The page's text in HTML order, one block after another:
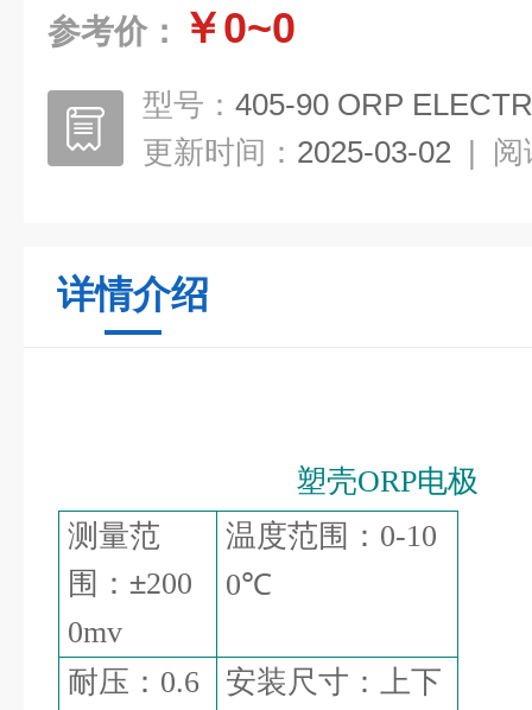
参考价： ￥0~0
型号： 405-90 ORP
更新时间： 2025-03-02 | 阅
详情介绍
塑壳ORP电极
测量范
围：±200
0mv
温度范围： 0-10
0℃
耐压： 0.6
安装尺寸：上下